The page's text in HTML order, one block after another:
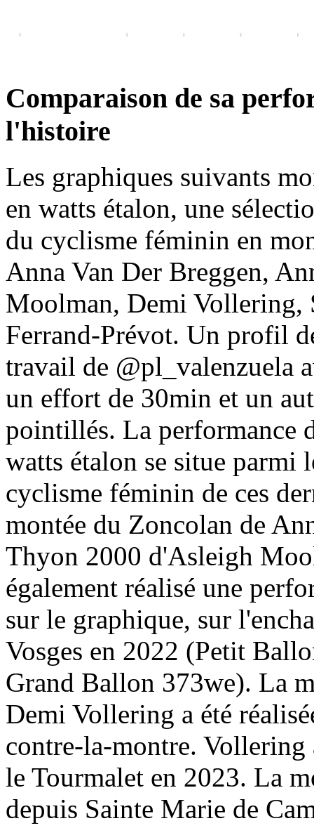
Comparaison de sa
l'histoire
Les graphiques suivants
en watts étalon, une
du cyclisme féminin en
Anna Van Der Breggen,
Moolman, Demi Vollering,
Ferrand-Prévot. Un profil
travail de @pl_valenzuela
un effort de 30min et un
pointillés. La performance
watts étalon se situe parmi
cyclisme féminin de ces
montée du Zoncolan de
Thyon 2000 d'Asleigh
également réalisé une
sur le graphique, sur
Vosges en 2022 (Petit
Grand Ballon 373we). La
Demi Vollering a été
contre-la-montre. Vollering
le Tourmalet en 2023. La
depuis Sainte Marie de